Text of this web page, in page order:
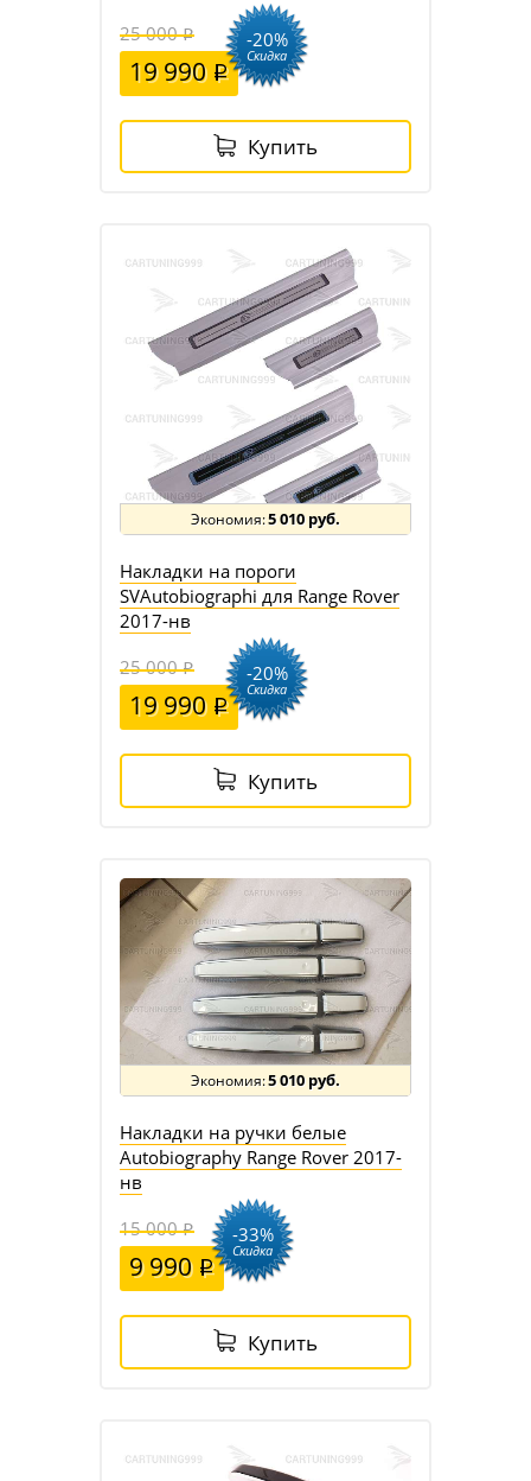
25 000
19 990
-20%
Скидка
Купить
5 010 руб.
Накладки на пороги
SVAutobiographi для Range Rover
2017-нв
25 000
19 990
-20%
Скидка
Купить
5 010 руб.
Накладки на ручки белые
Autobiography Range Rover 2017-
нв
15 000
9 990
-33%
Скидка
Купить